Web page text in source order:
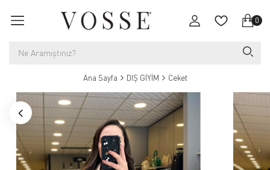
0
Ana Sayfa DIŞ GİYİM Ceket